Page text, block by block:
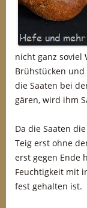
nicht ganz soviel
Brühstücken
die Saaten bei
gären, wird ihm
Da die Saaten
Teig erst ohne
erst gegen Ende
Feuchtigkeit mit
fest gehalten ist.